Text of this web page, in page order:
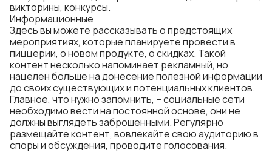
викторины, конкурсы.
Информационные
Здесь вы можете рассказывать о предстоящих
мероприятиях, которые планируете провести в
пиццерии, о новом продукте, о скидках. Такой
контент несколько напоминает рекламный, но
нацелен больше на донесение полезной информации
до своих существующих и потенциальных клиентов.
Главное, что нужно запомнить, – социальные сети
необходимо вести на постоянной основе, они не
должны выглядеть заброшенными. Регулярно
размещайте контент, вовлекайте свою аудиторию в
споры и обсуждения, проводите голосования.